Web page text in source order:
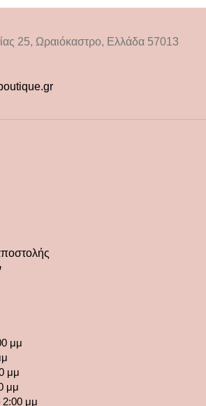
25, Ωραιόκαστρο, Ελλάδα 57013
μμ
μμ
μμ
μμ